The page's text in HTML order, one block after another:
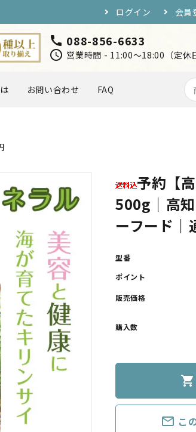
ログイン 会員
call 088-856-6633
schedule 営業時間 - 11:00～18:00（定休
ドリンク
お問い合わせ FAQ
予約【
500g｜高
ーフード｜
型番
ポイント
販売価格
購入数
shopping_cart
mail_outline こ